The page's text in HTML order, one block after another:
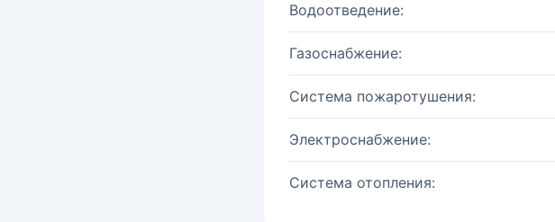
Водоотведение:
Газоснабжение:
Система пожаротушения:
Электроснабжение:
Система отопления: